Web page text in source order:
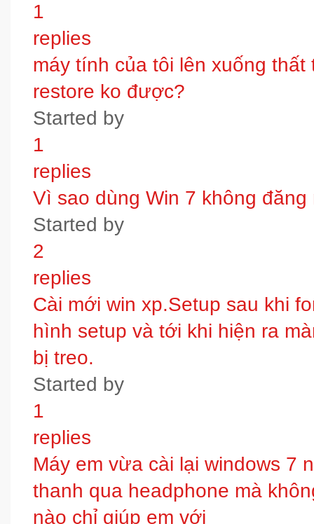
1
replies
máy tính của tôi lên xuống
restore ko được?
Started by
1
replies
Vì sao dùng Win 7 không
Started by
2
replies
Cài mới win xp.Setup sau khi
hình setup và tới khi hiện ra
bị treo.
Started by
1
replies
Máy em vừa cài lại windows 7
thanh qua headphone mà
nào chỉ giúp em với